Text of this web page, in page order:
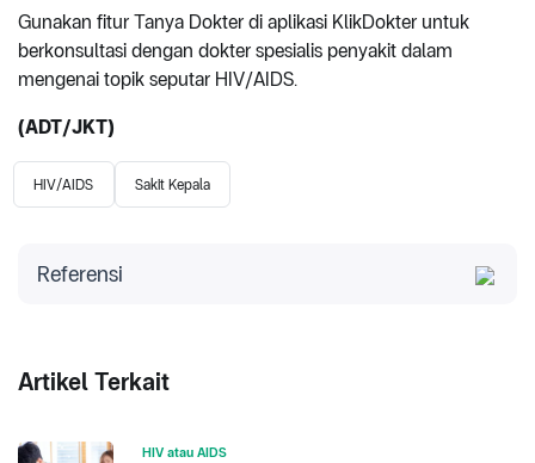
Gunakan fitur Tanya Dokter di aplikasi KlikDokter untuk
berkonsultasi dengan dokter spesialis penyakit dalam
mengenai topik seputar HIV/AIDS.
(ADT/JKT)
HIV/AIDS Sakit Kepala
Referensi
Type I Infection
Artikel Terkait
HIV atau AIDS